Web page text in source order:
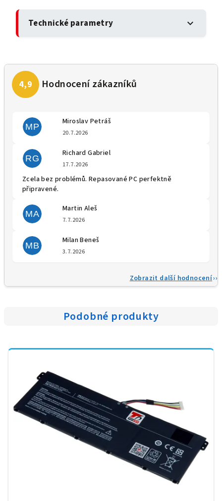
Technické parametry expand_more
MP
Miroslav Petráš
20.7.2026
RG
Richard Gabriel
17.7.2026
Zcela bez problémů. Repasované PC perfektně
připravené.
MA
Martin Aleš
7.7.2026
MB
Milan Beneš
3.7.2026
Zobrazit další hodnocení
Podobné produkty